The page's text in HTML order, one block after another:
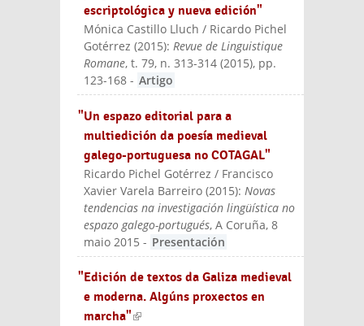
escriptológica y nueva edición"
Mónica Castillo Lluch / Ricardo Pichel
Gotérrez (2015):Revue de Linguistique
Romane, t. 79, n. 313-314 (2015), pp.
123-168 - Artigo
"Un espazo editorial para a
multiedición da poesía medieval
galego-portuguesa no COTAGAL"
Ricardo Pichel Gotérrez / Francisco
Xavier Varela Barreiro (2015): Novas
tendencias na investigación lingüística no
espazo galego-portugués, A Coruña, 8
maio 2015 - Presentación
"Edición de textos da Galiza medieval
e moderna. Algúns proxectos en
marcha"(link is external)